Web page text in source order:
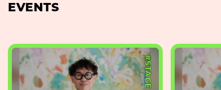
EVENTS
#STAGE